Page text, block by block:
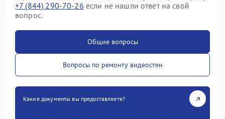
+7 (844) 290-70-26 если не нашли ответ на свой
вопрос.
Общие вопросы
Вопросы по ремонту видеостен
Какие документы вы предоставляете?